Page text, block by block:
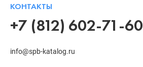
КОНТАКТЫ
+7 (812) 602-71-60
info@spb-katalog.ru